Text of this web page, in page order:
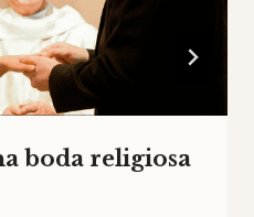
boda religiosa